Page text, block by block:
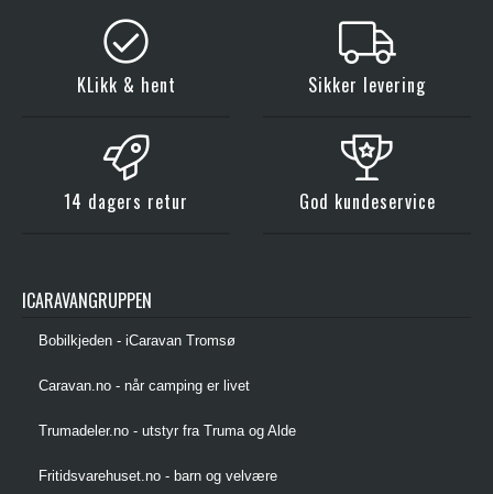
KLikk & hent Sikker levering
14 dagers retur God kundeservice
ICARAVANGRUPPEN
Bobilkjeden - iCaravan Tromsø
Caravan.no - når camping er livet
Trumadeler.no - utstyr fra Truma og Alde
Fritidsvarehuset.no - barn og velvære